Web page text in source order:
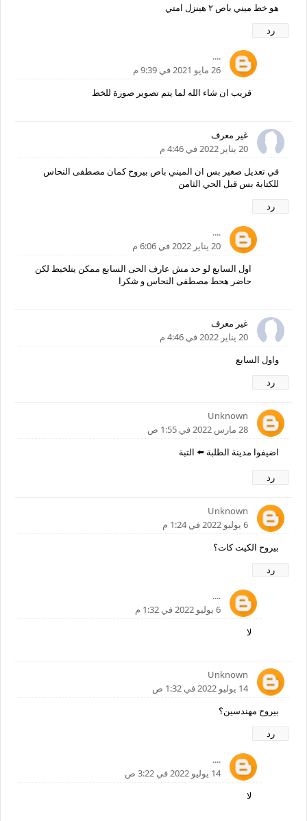
هو خط ميني باص ٢ هينزل امتي
رد
....
26 مايو 2021 في 9:39 م
قريب ان شاء الله لما يتم تصوير صورة للخط
غير معرف
20 يناير 2022 في 4:46 م
في تعديل صغير بس ان الميني باص بيروح كمان مصطفى النحاس
للكتابة بس قبل الحي الثامن
رد
....
20 يناير 2022 في 6:06 م
اول السابع لو حد مش عارف الحى السابع ممكن يتلخبط لكن
حاضر هحط مصطفى النحاس و شكرا
غير معرف
20 يناير 2022 في 4:46 م
واول السابع
رد
Unknown
28 مارس 2022 في 1:55 ص
اضيفوا مدينة الطلبة ⬅️ التبة
رد
Unknown
6 يوليو 2022 في 1:24 م
بيروح الكيت كات؟
رد
....
6 يوليو 2022 في 1:32 م
لا
Unknown
14 يوليو 2022 في 1:32 ص
بيروح مهندسين؟
رد
....
14 يوليو 2022 في 3:22 ص
لا